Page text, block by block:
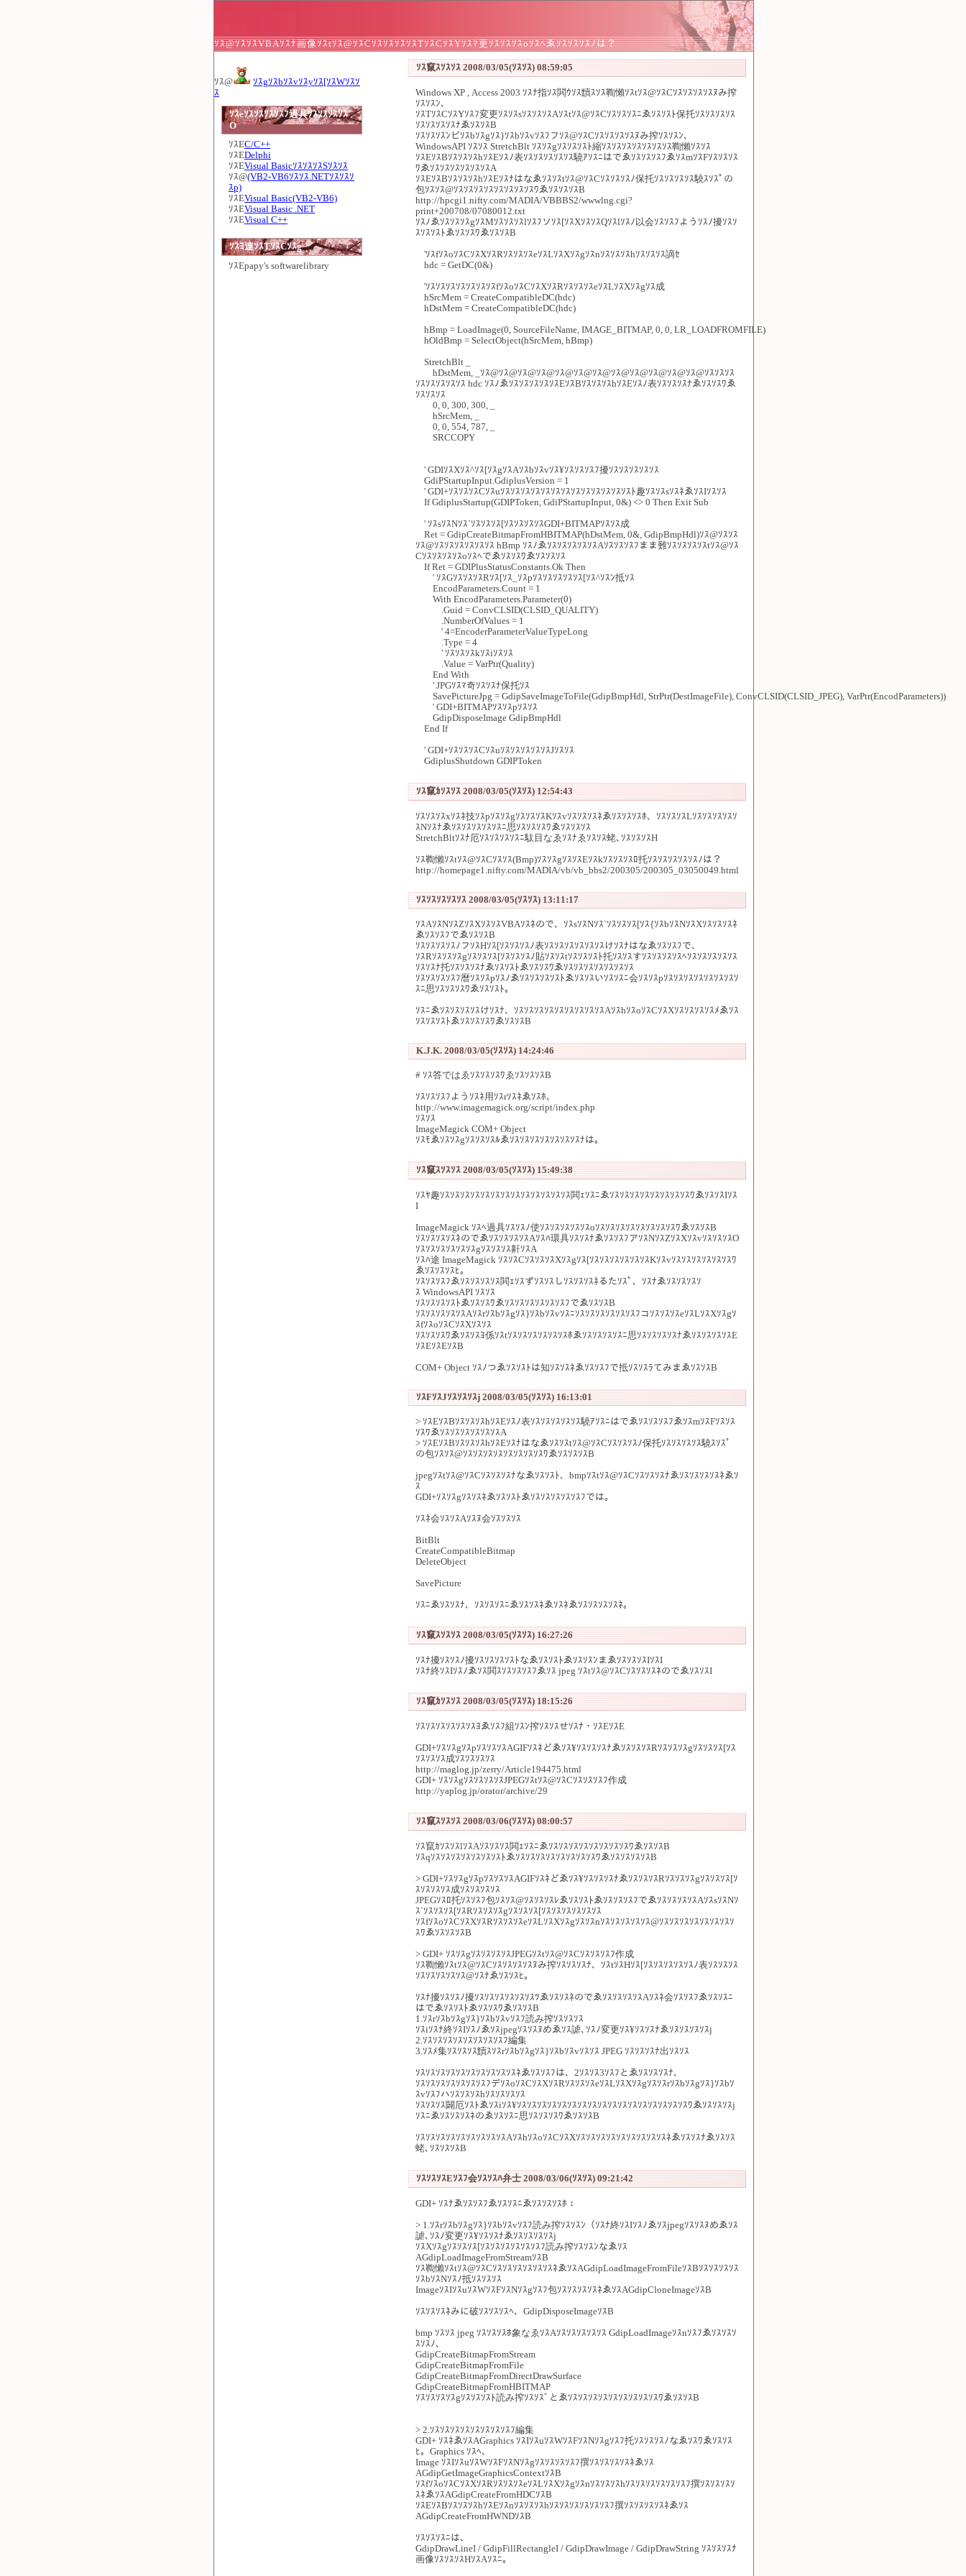
ｿｽ@ｿｽｿｽVBAｿｽﾅ画像ｿｽtｿｽ@ｿｽCｿｽｿｽｿｽｿｽTｿｽCｿｽYｿｽﾏ更ｿｽｿｽｿｽoｿｽﾍゑｿｽｿｽｿｽﾉは？
ｿｽ@
ｿｽgｿｽbｿｽvｿｽyｿｽ[ｿｽWｿｽｿ
ｽ
ｿｽeｿｽｿｽｿｽｿｽﾌ過具ｿｽｿｽｿｽｿｽ
O
ｿｽEC/C++
ｿｽEDelphi
ｿｽEVisual BasicｿｽｿｽｿｽSｿｽｿｽ
ｿｽ@(VB2-VB6ｿｽｿｽ.NETｿｽｿｽｿ
ｽp)
ｿｽEVisual Basic(VB2-VB6)
ｿｽEVisual Basic .NET
ｿｽEVisual C++
ｿｽﾖ連ｿｽTｿｽCｿｽg
ｿｽEpapy's softwarelibrary
ｿｽ竄ｽｿｽｿｽ 2008/03/05(ｿｽｿｽ) 08:59:05
Windows XP , Access 2003 ｿｽﾅ指ｿｽ閧ｳｿｽ黷ｽｿｽ鞫懶ｿｽtｿｽ@ｿｽCｿｽｿｽｿｽｿｽﾇみ搾
ｿｽｿｽﾝ、
ｿｽTｿｽCｿｽYｿｽﾌ変更ｿｽｿｽsｿｽｿｽｿｽAｿｽtｿｽ@ｿｽCｿｽｿｽｿｽﾆゑｿｽｿｽﾄ保托ｿｽｿｽｿｽｿｽ
ｿｽｿｽｿｽｿｽﾅゑｿｽｿｽB
ｿｽｿｽｿｽﾝビｿｽbｿｽgｿｽ}ｿｽbｿｽvｿｽﾌフｿｽ@ｿｽCｿｽｿｽｿｽｿｽﾇみ搾ｿｽｿｽﾝ、
WindowsAPI ｿｽｿｽ StretchBlt ｿｽｿｽgｿｽｿｽｿｽﾄ縮ｿｽｿｽｿｽｿｽｿｽｿｽｿｽ鞫懶ｿｽｿｽ
ｿｽEｿｽBｿｽｿｽｿｽhｿｽEｿｽﾉ表ｿｽｿｽｿｽｿｽｿｽ驍ｱｿｽﾆはでゑｿｽｿｽｿｽﾌゑｿｽmｿｽFｿｽｿｽｿｽ
ﾜゑｿｽｿｽｿｽｿｽｿｽｿｽA
ｿｽEｿｽBｿｽｿｽｿｽhｿｽEｿｽﾅはなゑｿｽｿｽtｿｽ@ｿｽCｿｽｿｽｿｽﾉ保托ｿｽｿｽｿｽｿｽ驍ｽｿｽﾟの
包ｿｽｿｽ@ｿｽｿｽｿｽｿｽｿｽｿｽｿｽｿｽﾜゑｿｽｿｽｿｽB
http://hpcgi1.nifty.com/MADIA/VBBBS2/wwwlng.cgi?
print+200708/07080012.txt
ｿｽﾉゑｿｽｿｽｿｽgｿｽMｿｽｿｽｿｽlｿｽﾌソｿｽ[ｿｽXｿｽｿｽQｿｽlｿｽﾉ以会ｿｽｿｽﾌようｿｽﾉ擾ｿｽｿ
ｽｿｽｿｽﾄゑｿｽｿｽﾜゑｿｽｿｽB
'ｿｽfｿｽoｿｽCｿｽXｿｽRｿｽｿｽｿｽeｿｽLｿｽXｿｽgｿｽnｿｽｿｽｿｽhｿｽｿｽｿｽ謫ｾ
hdc = GetDC(0&)
'ｿｽｿｽｿｽｿｽｿｽｿｽｿｽfｿｽoｿｽCｿｽXｿｽRｿｽｿｽｿｽeｿｽLｿｽXｿｽgｿｽ成
hSrcMem = CreateCompatibleDC(hdc)
hDstMem = CreateCompatibleDC(hdc)
hBmp = LoadImage(0, SourceFileName, IMAGE_BITMAP, 0, 0, LR_LOADFROMFILE)
hOldBmp = SelectObject(hSrcMem, hBmp)
StretchBlt _
hDstMem, _ｿｽ@ｿｽ@ｿｽ@ｿｽ@ｿｽ@ｿｽ@ｿｽ@ｿｽ@ｿｽ@ｿｽ@ｿｽ@ｿｽ@ｿｽｿｽｿｽ
ｿｽｿｽｿｽｿｽｿｽ hdc ｿｽﾉゑｿｽｿｽｿｽｿｽｿｽEｿｽBｿｽｿｽｿｽhｿｽEｿｽﾉ表ｿｽｿｽｿｽﾅゑｿｽｿｽﾜゑ
ｿｽｿｽｿｽ
0, 0, 300, 300, _
hSrcMem, _
0, 0, 554, 787, _
SRCCOPY
' GDIｿｽXｿｽ^ｿｽ[ｿｽgｿｽAｿｽbｿｽvｿｽ¥ｿｽｿｽｿｽﾌ擾ｿｽｿｽｿｽｿｽｿｽ
GdiPStartupInput.GdiplusVersion = 1
' GDI+ｿｽｿｽｿｽCｿｽuｿｽｿｽｿｽｿｽｿｽｿｽｿｽｿｽｿｽｿｽｿｽｿｽｿｽﾄ趣ｿｽｿｽsｿｽﾈゑｿｽIｿｽｿｽ
If GdiplusStartup(GDIPToken, GdiPStartupInput, 0&) <> 0 Then Exit Sub
' ｿｽsｿｽNｿｽ`ｿｽｿｽｿｽ[ｿｽｿｽｿｽｿｽGDI+BITMAPｿｽｿｽ成
Ret = GdipCreateBitmapFromHBITMAP(hDstMem, 0&, GdipBmpHdl)ｿｽ@ｿｽｿｽ
ｿｽ@ｿｽｿｽｿｽｿｽｿｽｿｽ hBmp ｿｽﾉゑｿｽｿｽｿｽｿｽｿｽAｿｽｿｽｿｽﾌまま難ｿｽｿｽｿｽｿｽtｿｽ@ｿｽ
Cｿｽｿｽｿｽｿｽoｿｽﾍでゑｿｽｿｽﾜゑｿｽｿｽｿｽ
If Ret = GDIPlusStatusConstants.Ok Then
' ｿｽGｿｽｿｽｿｽRｿｽ[ｿｽ_ｿｽpｿｽｿｽｿｽｿｽｿｽ[ｿｽ^ｿｽﾝ抵ｿｽ
EncodParameters.Count = 1
With EncodParameters.Parameter(0)
.Guid = ConvCLSID(CLSID_QUALITY)
.NumberOfValues = 1
' 4=EncoderParameterValueTypeLong
.Type = 4
' ｿｽｿｽｿｽkｿｽiｿｽｿｽ
.Value = VarPtr(Quality)
End With
' JPGｿｽﾏ奇ｿｽｿｽﾅ保托ｿｽ
SavePictureJpg = GdipSaveImageToFile(GdipBmpHdl, StrPtr(DestImageFile), ConvCLSID(CLSID_JPEG), VarPtr(EncodParameters))
' GDI+BITMAPｿｽｿｽpｿｽｿｽ
GdipDisposeImage GdipBmpHdl
End If
' GDI+ｿｽｿｽｿｽCｿｽuｿｽｿｽｿｽｿｽｿｽJｿｽｿｽ
GdiplusShutdown GDIPToken
ｿｽ竄ｶｿｽｿｽ 2008/03/05(ｿｽｿｽ) 12:54:43
ｿｽｿｽｿｽxｿｽﾈ技ｿｽpｿｽｿｽgｿｽｿｽｿｽKｿｽvｿｽｿｽｿｽﾈゑｿｽｿｽｿｽﾎ、ｿｽｿｽｿｽLｿｽｿｽｿｽｿｽｿ
ｽNｿｽﾅゑｿｽｿｽｿｽｿｽｿｽﾆ思ｿｽｿｽｿｽﾜゑｿｽｿｽｿｽ
StretchBltｿｽﾅ厄ｿｽｿｽｿｽｿｽﾆ駄目なゑｿｽﾅゑｿｽｿｽ蛯､ｿｽｿｽｿｽH
ｿｽ鞫懶ｿｽtｿｽ@ｿｽCｿｽｿｽ(Bmp)ｿｽｿｽgｿｽｿｽEｿｽkｿｽｿｽｿｽﾛ托ｿｽｿｽｿｽｿｽｿｽﾉは？
http://homepage1.nifty.com/MADIA/vb/vb_bbs2/200305/200305_03050049.html
ｿｽｿｽｿｽｿｽｿｽ 2008/03/05(ｿｽｿｽ) 13:11:17
ｿｽAｿｽNｿｽZｿｽXｿｽｿｽVBAｿｽﾈので、ｿｽsｿｽNｿｽ`ｿｽｿｽｿｽ[ｿｽ{ｿｽbｿｽNｿｽXｿｽｿｽｿｽﾈ
ゑｿｽｿｽﾌでゑｿｽｿｽB
ｿｽｿｽｿｽｿｽﾉフｿｽHｿｽ[ｿｽｿｽｿｽﾉ表ｿｽｿｽｿｽｿｽｿｽｿｽけｿｽﾅはなゑｿｽｿｽﾌで、
ｿｽRｿｽｿｽｿｽgｿｽｿｽｿｽ[ｿｽｿｽｿｽﾉ貼ｿｽｿｽtｿｽｿｽｿｽﾄ托ｿｽｿｽすｿｽｿｽｿｽｿｽﾍｿｽｿｽｿｽｿｽｿｽ
ｿｽｿｽﾅ托ｿｽｿｽｿｽﾅゑｿｽｿｽﾄゑｿｽｿｽﾜゑｿｽｿｽｿｽｿｽｿｽｿｽｿｽ
ｿｽｿｽｿｽｿｽﾌ暦ｿｽｿｽpｿｽﾉゑｿｽｿｽｿｽｿｽﾄゑｿｽｿｽいｿｽｿｽﾆ会ｿｽｿｽpｿｽｿｽｿｽｿｽｿｽｿｽｿｽｿ
ｽﾆ思ｿｽｿｽｿｽﾜゑｿｽｿｽﾄ。
ｿｽﾆゑｿｽｿｽｿｽｿｽけｿｽﾅ、ｿｽｿｽｿｽｿｽｿｽｿｽｿｽｿｽｿｽAｿｽhｿｽoｿｽCｿｽXｿｽｿｽｿｽｿｽﾒゑｿｽ
ｿｽｿｽｿｽﾄゑｿｽｿｽｿｽﾜゑｿｽｿｽB
K.J.K. 2008/03/05(ｿｽｿｽ) 14:24:46
# ｿｽ答ではゑｿｽｿｽｿｽﾜゑｿｽｿｽｿｽB
ｿｽｿｽｿｽﾌようｿｽﾈ用ｿｽrｿｽﾈゑｿｽﾎ、
http://www.imagemagick.org/script/index.php
ｿｽｿｽ
ImageMagick COM+ Object
ｿｽﾓゑｿｽｿｽgｿｽｿｽｿｽﾙゑｿｽｿｽｿｽｿｽｿｽｿｽｿｽﾅは。
ｿｽ竄ｽｿｽｿｽ 2008/03/05(ｿｽｿｽ) 15:49:38
ｿｽﾔ趣ｿｽｿｽｿｽｿｽｿｽｿｽｿｽｿｽｿｽｿｽｿｽｿｽｿｽ閧ｪｿｽﾆゑｿｽｿｽｿｽｿｽｿｽｿｽｿｽｿｽﾜゑｿｽｿｽIｿｽ
I
ImageMagick ｿｽﾍ過具ｿｽｿｽﾉ使ｿｽｿｽｿｽｿｽｿｽoｿｽｿｽｿｽｿｽｿｽｿｽｿｽｿｽﾜゑｿｽｿｽB
ｿｽｿｽｿｽｿｽﾈのでゑｿｽｿｽｿｽｿｽAｿｽﾊ環具ｿｽｿｽﾅゑｿｽｿｽﾌアｿｽNｿｽZｿｽXｿｽvｿｽｿｽｿｽO
ｿｽｿｽｿｽｿｽｿｽｿｽgｿｽｿｽｿｽ鼾ｿｽA
ｿｽﾊ途 ImageMagick ｿｽｿｽCｿｽｿｽｿｽXｿｽgｿｽ[ｿｽｿｽｿｽｿｽｿｽｿｽKｿｽvｿｽｿｽｿｽｿｽｿｽｿｽﾜ
ゑｿｽｿｽｿｽﾋ。
ｿｽｿｽｿｽﾌゑｿｽｿｽｿｽｿｽ閧ｪｿｽずｿｽｿｽしｿｽｿｽｿｽﾈるたｿｽﾟ、ｿｽﾅゑｿｽｿｽｿｽｿ
ｽ WindowsAPI ｿｽｿｽ
ｿｽｿｽｿｽｿｽﾄゑｿｽｿｽﾜゑｿｽｿｽｿｽｿｽｿｽｿｽﾌでゑｿｽｿｽB
ｿｽｿｽｿｽｿｽｿｽAｿｽrｿｽbｿｽgｿｽ}ｿｽbｿｽvｿｽﾆｿｽｿｽｿｽｿｽｿｽｿｽﾌコｿｽｿｽｿｽeｿｽLｿｽXｿｽgｿ
ｽfｿｽoｿｽCｿｽXｿｽｿｽ
ｿｽｿｽｿｽﾜゑｿｽｿｽﾖ係ｿｽtｿｽｿｽｿｽｿｽｿｽｿｽﾎゑｿｽｿｽｿｽｿｽﾆ思ｿｽｿｽｿｽｿｽﾅゑｿｽｿｽｿｽｿｽE
ｿｽEｿｽEｿｽB
COM+ Object ｿｽﾉつゑｿｽｿｽﾄは知ｿｽｿｽﾈゑｿｽｿｽﾌで抵ｿｽｿｽﾗてみまゑｿｽｿｽB
ｿｽFｿｽJｿｽｿｽｿｽj 2008/03/05(ｿｽｿｽ) 16:13:01
> ｿｽEｿｽBｿｽｿｽｿｽhｿｽEｿｽﾉ表ｿｽｿｽｿｽｿｽｿｽ驍ｱｿｽﾆはでゑｿｽｿｽｿｽﾌゑｿｽmｿｽFｿｽｿｽ
ｿｽﾜゑｿｽｿｽｿｽｿｽｿｽｿｽA
> ｿｽEｿｽBｿｽｿｽｿｽhｿｽEｿｽﾅはなゑｿｽｿｽtｿｽ@ｿｽCｿｽｿｽｿｽﾉ保托ｿｽｿｽｿｽｿｽ驍ｽｿｽﾟ
の包ｿｽｿｽ@ｿｽｿｽｿｽｿｽｿｽｿｽｿｽｿｽﾜゑｿｽｿｽｿｽB
jpegｿｽtｿｽ@ｿｽCｿｽｿｽｿｽﾅなゑｿｽｿｽﾄ、bmpｿｽtｿｽ@ｿｽCｿｽｿｽｿｽﾅゑｿｽｿｽｿｽｿｽﾈゑｿ
ｽ
GDI+ｿｽｿｽgｿｽｿｽﾈゑｿｽｿｽﾄゑｿｽｿｽｿｽｿｽｿｽﾌでは。
ｿｽﾈ会ｿｽｿｽAｿｽﾇ会ｿｽｿｽｿｽ
BitBlt
CreateCompatibleBitmap
DeleteObject
SavePicture
ｿｽﾆゑｿｽｿｽﾅ、ｿｽｿｽｿｽﾆゑｿｽｿｽﾈゑｿｽﾈゑｿｽｿｽｿｽｿｽﾈ。
ｿｽ竄ｽｿｽｿｽ 2008/03/05(ｿｽｿｽ) 16:27:26
ｿｽﾅ擾ｿｽｿｽﾉ擾ｿｽｿｽｿｽｿｽﾄなゑｿｽｿｽﾄゑｿｽｿｽﾝまゑｿｽｿｽｿｽIｿｽI
ｿｽﾅ終ｿｽIｿｽﾉゑｿｽ閧ｽｿｽｿｽｿｽﾌゑｿｽ jpeg ｿｽtｿｽ@ｿｽCｿｽｿｽｿｽﾈのでゑｿｽｿｽI
ｿｽ竄ｶｿｽｿｽ 2008/03/05(ｿｽｿｽ) 18:15:26
ｿｽｿｽｿｽｿｽｿｽｿｽﾖゑｿｽﾌ組ｿｽﾝ搾ｿｽｿｽせｿｽﾅ・ｿｽEｿｽE
GDI+ｿｽｿｽgｿｽpｿｽｿｽｿｽAGIFｿｽﾈどゑｿｽ¥ｿｽｿｽｿｽﾅゑｿｽｿｽｿｽRｿｽｿｽｿｽgｿｽｿｽｿｽ[ｿｽ
ｿｽｿｽｿｽ成ｿｽｿｽｿｽｿｽ
http://maglog.jp/zerry/Article194475.html
GDI+ ｿｽｿｽgｿｽｿｽｿｽｿｽJPEGｿｽtｿｽ@ｿｽCｿｽｿｽｿｽﾌ作成
http://yaplog.jp/orator/archive/29
ｿｽ竄ｽｿｽｿｽ 2008/03/06(ｿｽｿｽ) 08:00:57
ｿｽ竄ｶｿｽｿｽlｿｽAｿｽｿｽｿｽ閧ｪｿｽﾆゑｿｽｿｽｿｽｿｽｿｽｿｽｿｽｿｽﾜゑｿｽｿｽB
ｿｽqｿｽｿｽｿｽｿｽｿｽｿｽｿｽﾄゑｿｽｿｽｿｽｿｽｿｽｿｽｿｽｿｽﾜゑｿｽｿｽｿｽｿｽB
> GDI+ｿｽｿｽgｿｽpｿｽｿｽｿｽAGIFｿｽﾈどゑｿｽ¥ｿｽｿｽｿｽﾅゑｿｽｿｽｿｽRｿｽｿｽｿｽgｿｽｿｽｿｽ[ｿ
ｽｿｽｿｽｿｽ成ｿｽｿｽｿｽｿｽ
JPEGｿｽﾛ托ｿｽｿｽﾌ包ｿｽｿｽ@ｿｽｿｽｿｽﾚゑｿｽｿｽﾄゑｿｽｿｽｿｽﾌでゑｿｽｿｽｿｽｿｽAｿｽsｿｽNｿ
ｽ`ｿｽｿｽｿｽ[ｿｽRｿｽｿｽｿｽgｿｽｿｽｿｽ[ｿｽｿｽｿｽｿｽｿｽｿｽ
ｿｽfｿｽoｿｽCｿｽXｿｽRｿｽｿｽｿｽeｿｽLｿｽXｿｽgｿｽｿｽnｿｽｿｽｿｽｿｽｿｽ@ｿｽｿｽｿｽｿｽｿｽｿｽｿｽｿ
ｽﾜゑｿｽｿｽｿｽB
> GDI+ ｿｽｿｽgｿｽｿｽｿｽｿｽJPEGｿｽtｿｽ@ｿｽCｿｽｿｽｿｽﾌ作成
ｿｽ鞫懶ｿｽtｿｽ@ｿｽCｿｽｿｽｿｽｿｽﾇみ搾ｿｽｿｽｿｽﾅ、ｿｽtｿｽHｿｽ[ｿｽｿｽｿｽｿｽｿｽﾉ表ｿｽｿｽｿｽ
ｿｽｿｽｿｽｿｽｿｽ@ｿｽﾅゑｿｽｿｽﾋ。
ｿｽﾅ擾ｿｽｿｽﾉ擾ｿｽｿｽｿｽｿｽｿｽｿｽﾂゑｿｽｿｽﾈのでゑｿｽｿｽｿｽｿｽAｿｽﾈ会ｿｽｿｽﾌゑｿｽｿｽﾆ
はでゑｿｽｿｽﾄゑｿｽｿｽﾜゑｿｽｿｽB
1.ｿｽrｿｽbｿｽgｿｽ}ｿｽbｿｽvｿｽﾌ読み搾ｿｽｿｽｿｽ
ｿｽiｿｽﾅ終ｿｽIｿｽﾉゑｿｽjpegｿｽｿｽﾇめゑｿｽ謔､ｿｽﾉ変更ｿｽ¥ｿｽｿｽﾅゑｿｽｿｽｿｽｿｽj
2.ｿｽｿｽｿｽｿｽｿｽｿｽｿｽｿｽﾌ編集
3.ｿｽﾒ集ｿｽｿｽｿｽ黷ｽｿｽrｿｽbｿｽgｿｽ}ｿｽbｿｽvｿｽｿｽ JPEG ｿｽｿｽｿｽﾅ出ｿｽｿｽ
ｿｽｿｽｿｽｿｽｿｽｿｽｿｽｿｽｿｽｿｽﾈゑｿｽｿｽﾌは、2ｿｽｿｽ3ｿｽﾌとゑｿｽｿｽｿｽﾅ、
ｿｽｿｽｿｽｿｽｿｽｿｽｿｽﾌデｿｽoｿｽCｿｽXｿｽRｿｽｿｽｿｽeｿｽLｿｽXｿｽgｿｽｿｽrｿｽbｿｽgｿｽ}ｿｽbｿ
ｽvｿｽﾌハｿｽｿｽｿｽhｿｽｿｽｿｽｿｽ
ｿｽｿｽｿｽ闢厄ｿｽﾄゑｿｽiｿｽ¥ｿｽｿｽｿｽｿｽｿｽｿｽｿｽｿｽｿｽｿｽｿｽｿｽｿｽｿｽｿｽｿｽｿｽﾜゑｿｽｿｽｿｽj
ｿｽﾆゑｿｽｿｽｿｽﾈのゑｿｽｿｽﾆ思ｿｽｿｽｿｽﾜゑｿｽｿｽB
ｿｽｿｽｿｽｿｽｿｽｿｽｿｽｿｽｿｽAｿｽhｿｽoｿｽCｿｽXｿｽｿｽｿｽｿｽｿｽｿｽｿｽｿｽｿｽﾈゑｿｽｿｽﾅゑｿｽｿｽ
蛯､ｿｽｿｽｿｽB
ｿｽｿｽｿｽEｿｽﾌ会ｿｽｿｽﾊ弁士 2008/03/06(ｿｽｿｽ) 09:21:42
GDI+ ｿｽﾅゑｿｽｿｽﾌゑｿｽｿｽﾆゑｿｽｿｽｿｽﾎ：
> 1.ｿｽrｿｽbｿｽgｿｽ}ｿｽbｿｽvｿｽﾌ読み搾ｿｽｿｽﾝ（ｿｽﾅ終ｿｽIｿｽﾉゑｿｽjpegｿｽｿｽﾇめゑｿｽ
謔､ｿｽﾉ変更ｿｽ¥ｿｽｿｽﾅゑｿｽｿｽｿｽｿｽj
ｿｽXｿｽgｿｽｿｽｿｽ[ｿｽｿｽｿｽｿｽｿｽｿｽﾌ読み搾ｿｽｿｽﾝなゑｿｽ
AGdipLoadImageFromStreamｿｽB
ｿｽ鞫懶ｿｽtｿｽ@ｿｽCｿｽｿｽｿｽｿｽｿｽｿｽﾈゑｿｽAGdipLoadImageFromFileｿｽBｿｽｿｽｿｽｿｽ
ｿｽbｿｽNｿｽﾉ抵ｿｽｿｽｿｽ
ImageｿｽIｿｽuｿｽWｿｽFｿｽNｿｽgｿｽﾌ包ｿｽｿｽｿｽｿｽﾈゑｿｽAGdipCloneImageｿｽB
ｿｽｿｽｿｽﾈみに破ｿｽｿｽｿｽﾍ、GdipDisposeImageｿｽB
bmp ｿｽｿｽ jpeg ｿｽｿｽｿｽﾎ象なゑｿｽAｿｽｿｽｿｽｿｽｿｽ GdipLoadImageｿｽnｿｽﾌゑｿｽｿｽｿ
ｽｿｽﾉ、
GdipCreateBitmapFromStream
GdipCreateBitmapFromFile
GdipCreateBitmapFromDirectDrawSurface
GdipCreateBitmapFromHBITMAP
ｿｽｿｽｿｽｿｽgｿｽｿｽｿｽﾄ読み搾ｿｽｿｽﾞとゑｿｽｿｽｿｽｿｽｿｽｿｽｿｽｿｽｿｽﾜゑｿｽｿｽB
> 2.ｿｽｿｽｿｽｿｽｿｽｿｽｿｽｿｽﾌ編集
GDI+ ｿｽﾈゑｿｽAGraphics ｿｽIｿｽuｿｽWｿｽFｿｽNｿｽgｿｽﾌ托ｿｽｿｽｿｽﾉなゑｿｽﾜゑｿｽｿｽ
ﾋ。Graphics ｿｽﾍ、
Image ｿｽIｿｽuｿｽWｿｽFｿｽNｿｽgｿｽｿｽｿｽｿｽﾌ撰ｿｽｿｽｿｽｿｽﾈゑｿｽ
AGdipGetImageGraphicsContextｿｽB
ｿｽfｿｽoｿｽCｿｽXｿｽRｿｽｿｽｿｽeｿｽLｿｽXｿｽgｿｽnｿｽｿｽｿｽhｿｽｿｽｿｽｿｽｿｽｿｽﾌ撰ｿｽｿｽｿｽｿ
ｽﾈゑｿｽAGdipCreateFromHDCｿｽB
ｿｽEｿｽBｿｽｿｽｿｽhｿｽEｿｽnｿｽｿｽｿｽhｿｽｿｽｿｽｿｽｿｽｿｽﾌ撰ｿｽｿｽｿｽｿｽﾈゑｿｽ
AGdipCreateFromHWNDｿｽB
ｿｽｿｽｿｽﾆは、
GdipDrawLineI / GdipFillRectangleI / GdipDrawImage / GdipDrawString ｿｽｿｽｿｽﾅ
画像ｿｽｿｽｿｽHｿｽAｿｽﾆ。